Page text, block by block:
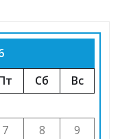
Сб
Вс
7 8
9